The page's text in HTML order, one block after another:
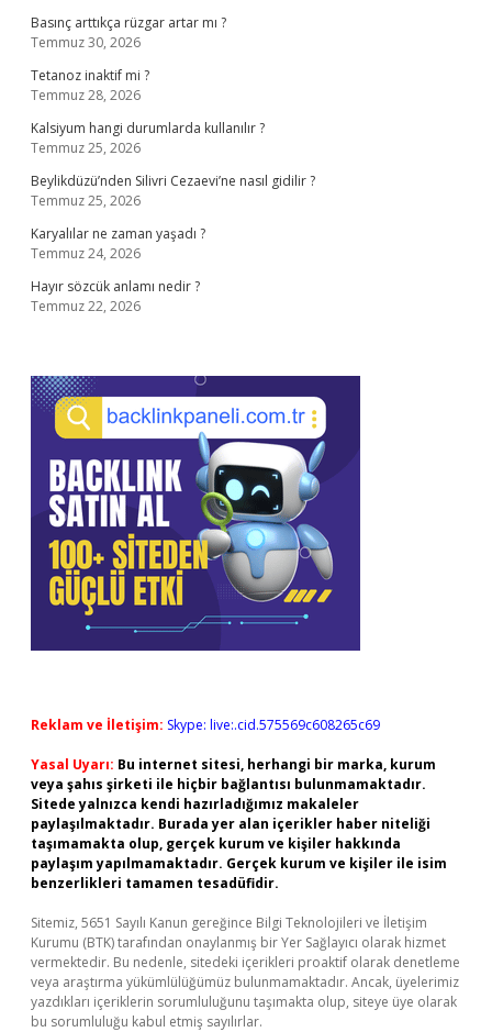
Basınç arttıkça rüzgar artar mı ?
Temmuz 30, 2026
Tetanoz inaktif mi ?
Temmuz 28, 2026
Kalsiyum hangi durumlarda kullanılır ?
Temmuz 25, 2026
Beylikdüzü’nden Silivri Cezaevi’ne nasıl gidilir ?
Temmuz 25, 2026
Karyalılar ne zaman yaşadı ?
Temmuz 24, 2026
Hayır sözcük anlamı nedir ?
Temmuz 22, 2026
Reklam ve İletişim: Skype: live:.cid.575569c608265c69
Yasal Uyarı: Bu internet sitesi, herhangi bir marka, kurum
veya şahıs şirketi ile hiçbir bağlantısı bulunmamaktadır.
Sitede yalnızca kendi hazırladığımız makaleler
paylaşılmaktadır. Burada yer alan içerikler haber niteliği
taşımamakta olup, gerçek kurum ve kişiler hakkında
paylaşım yapılmamaktadır. Gerçek kurum ve kişiler ile isim
benzerlikleri tamamen tesadüfidir.
Sitemiz, 5651 Sayılı Kanun gereğince Bilgi Teknolojileri ve İletişim
Kurumu (BTK) tarafından onaylanmış bir Yer Sağlayıcı olarak hizmet
vermektedir. Bu nedenle, sitedeki içerikleri proaktif olarak denetleme
veya araştırma yükümlülüğümüz bulunmamaktadır. Ancak, üyelerimiz
yazdıkları içeriklerin sorumluluğunu taşımakta olup, siteye üye olarak
bu sorumluluğu kabul etmiş sayılırlar.